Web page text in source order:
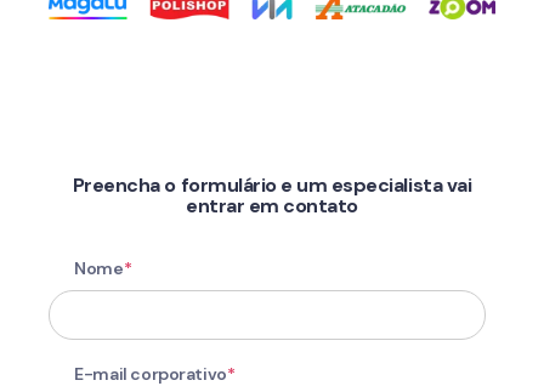
Preencha o formulário e um especialista vai
entrar em contato
Nome*
E-mail corporativo*